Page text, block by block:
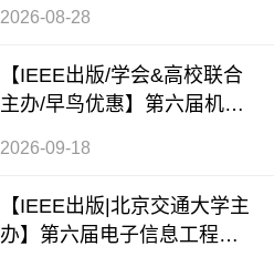
术会议（ITSSC 2026）
2026-08-28
【IEEE出版/学会&高校联合
主办/早鸟优惠】第六届机电
国际学术会议（ICMTAE 202
2026-09-18
【IEEE出版|北京交通大学主
办】第六届电子信息工程与